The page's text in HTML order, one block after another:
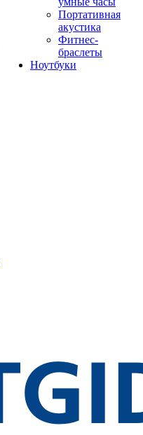
Портативная
акустика
Фитнес-
браслеты
Ноутбуки